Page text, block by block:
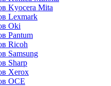
Kyocera Mita
Lexmark
Oki
Pantum
Ricoh
Samsung
Sharp
Xerox
OCE